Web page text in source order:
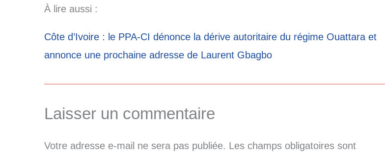
À lire aussi :
Côte d’Ivoire : le PPA-CI dénonce la dérive autoritaire du régime Ouattara et
annonce une prochaine adresse de Laurent Gbagbo
Laisser un commentaire
Votre adresse e-mail ne sera pas publiée. Les champs obligatoires sont